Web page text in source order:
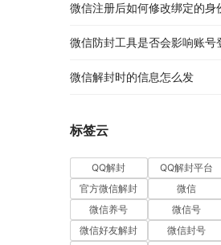
微信注册后如何修改绑定的身
微信防封工具是否会影响账号
微信解封时的信息怎么发
标签云
QQ解封 QQ解封平台
官方微信解封
微信
微信养号
微信号
微信好友解封
微信封号